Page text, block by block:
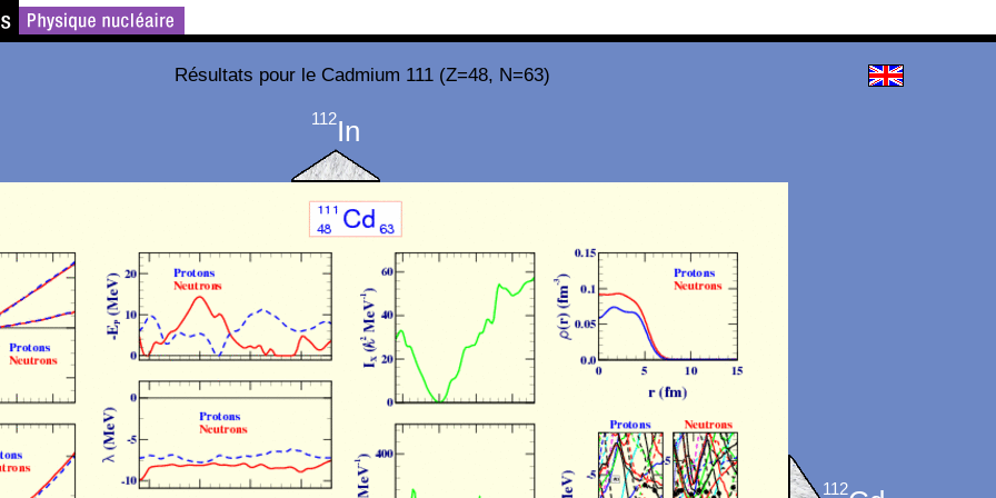
Résultats pour le Cadmium 111 (Z=48, N=63)
112In
112